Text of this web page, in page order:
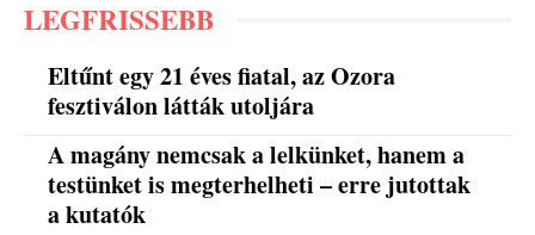
LEGFRISSEBB
Eltűnt egy 21 éves fiatal, az Ozora
fesztiválon látták utoljára
A magány nemcsak a lelkünket, hanem a
testünket is megterhelheti – erre jutottak
a kutatók